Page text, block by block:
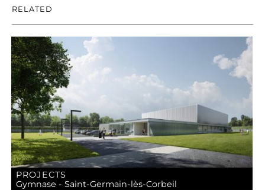
RELATED
PROJECTS
Gymnase - Saint-Germain-lès-Corbeil